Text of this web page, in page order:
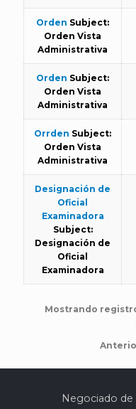
Orden Subject:
Orden Vista
Administrativa
Orden Subject:
Orden Vista
Administrativa
Orrden Subject:
Orden Vista
Administrativa
Designación de
Oficial
Examinadora
Subject:
Designación de
Oficial
Examinadora
Mostrando
Negociado